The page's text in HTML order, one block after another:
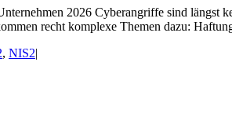
2026 Cyberangriffe sind längst
recht komplexe Themen dazu:
, NIS2|